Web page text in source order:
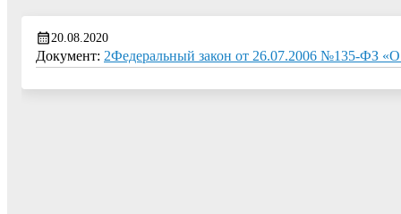
20.08.2020
Документ: 2Федеральный закон от 26.07.2006 №135-ФЗ